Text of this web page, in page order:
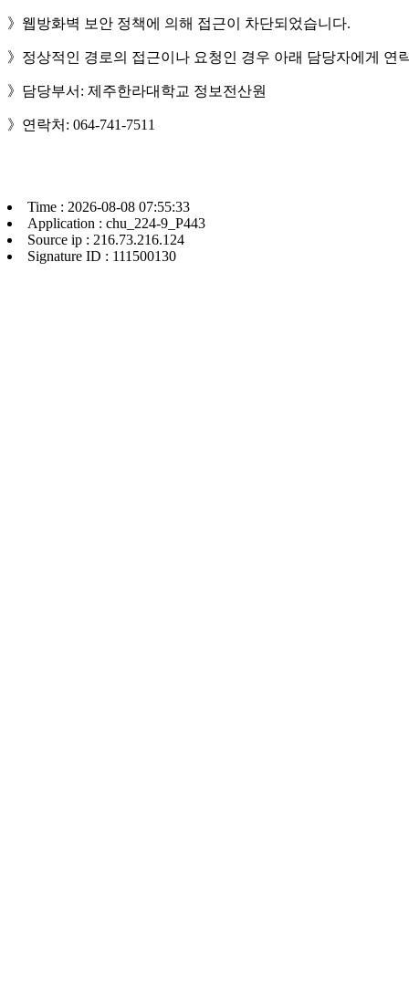
》웹방화벽 보안 정책에 의해 접근이 차단되었습니다.
》정상적인 경로의 접근이나 요청인 경우 아래 담당자에게 연
》담당부서: 제주한라대학교 정보전산원
》연락처: 064-741-7511
Time : 2026-08-08 07:55:33
Application : chu_224-9_P443
Source ip : 216.73.216.124
Signature ID : 111500130